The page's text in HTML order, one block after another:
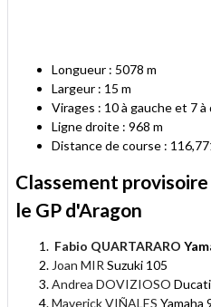
Longueur : 5078 m
Largeur : 15 m
Virages : 10 à gauche et 7
Ligne droite : 968 m
Distance de course :
Classement
le GP d'Aragon
Fabio QUARTARARO
Joan MIR Suzuki 105
Andrea DOVIZIOSO
Maverick VIÑALES Yamaha